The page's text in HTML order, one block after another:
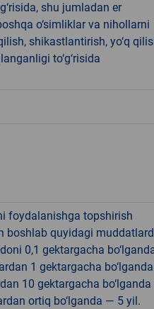
shu jumladan er
o‘simliklar va nihollarni
shikastlantirish, yo‘q
to‘g‘risida
foydalanishga topshirish
boshlab quyidagi
0,1 gektargacha
1 gektargacha
10 gektargacha
ortiq bo‘lganda — 5 yil.